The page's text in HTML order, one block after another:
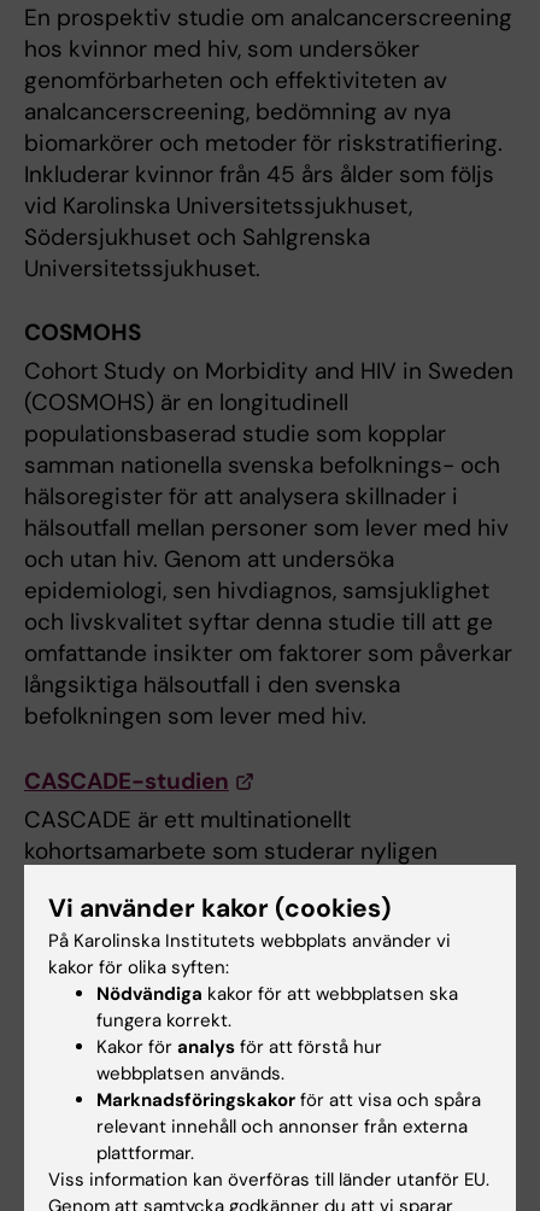
En prospektiv studie om analcancerscreening
hos kvinnor med hiv, som undersöker
genomförbarheten och effektiviteten av
analcancerscreening, bedömning av nya
biomarkörer och metoder för riskstratifiering.
Inkluderar kvinnor från 45 års ålder som följs
vid Karolinska Universitetssjukhuset,
Södersjukhuset och Sahlgrenska
Universitetssjukhuset.
COSMOHS
Cohort Study on Morbidity and HIV in Sweden
(COSMOHS) är en longitudinell
populationsbaserad studie som kopplar
samman nationella svenska befolknings- och
hälsoregister för att analysera skillnader i
hälsoutfall mellan personer som lever med hiv
och utan hiv. Genom att undersöka
epidemiologi, sen hivdiagnos, samsjuklighet
och livskvalitet syftar denna studie till att ge
omfattande insikter om faktorer som påverkar
långsiktiga hälsoutfall i den svenska
befolkningen som lever med hiv.
CASCADE-studien
CASCADE är ett multinationellt
kohortsamarbete som studerar nyligen
använda mixed-method analyser är de
övergripande målen att utforska kliniska utfall,
patientrapporterade resultat, samt förstå
erfarenheter och behov hos individer med
nyligen förvärvad hiv.
EuroSIDA-studien
EuroSIDA är en internationell
multicenterstudie som studerar långsiktig
prognos för personer med hiv.
Vi använder kakor (cookies)
På Karolinska Institutets webbplats använder vi
kakor för olika syften:
Nödvändiga kakor för att webbplatsen ska
fungera korrekt.
Kakor för analys för att förstå hur
webbplatsen används.
Marknadsföringskakor för att visa och spåra
relevant innehåll och annonser från externa
plattformar.
Viss information kan överföras till länder utanför EU.
Genom att samtycka godkänner du att vi sparar